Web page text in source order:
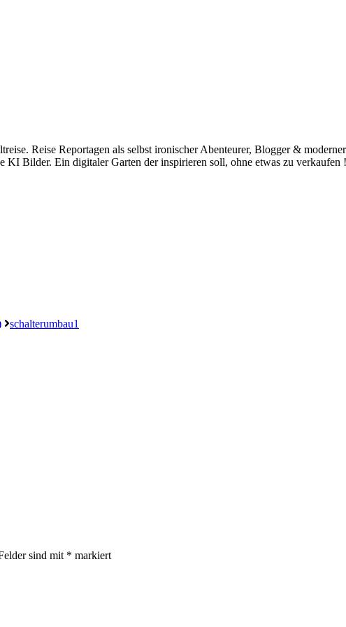
Reise Reportagen als selbst ironischer Abenteurer, Blogger &
Bilder. Ein digitaler Garten der inspirieren soll, ohne etwas zu verkaufen !
schalterumbau1
sind mit * markiert